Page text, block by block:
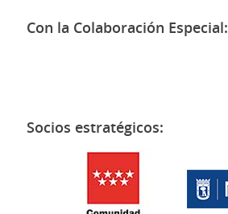
Con la Colaboración Especial:
Socios estratégicos: